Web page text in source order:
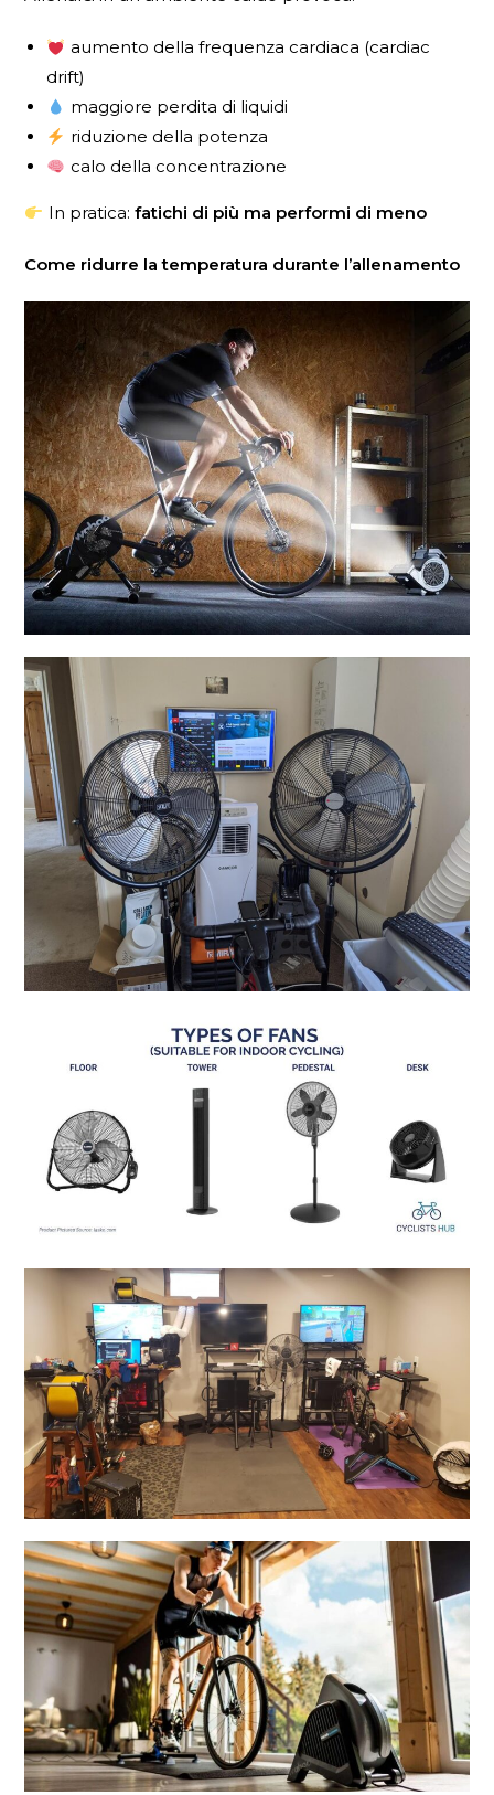
aumento della frequenza cardiaca (cardiac
drift)
maggiore perdita di liquidi
riduzione della potenza
calo della concentrazione
In pratica: fatichi di più ma performi di meno
Come ridurre la temperatura durante l’allenamento